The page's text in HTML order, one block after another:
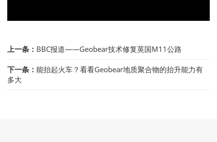
上一条： BBC报道——Geobear技术修复英国M11公路
下一条： 能抬起火车？看看Geobear地质聚合物的抬升能力有
多大